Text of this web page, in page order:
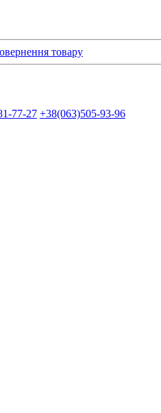
товару
77-27 +38(063)505-93-96